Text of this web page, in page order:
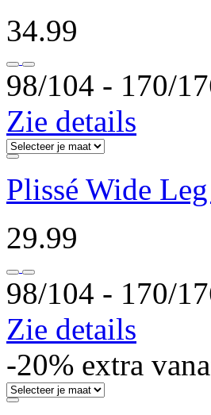
34.99
98/104 ‐ 170/
Zie details
Plissé Wide
29.99
98/104 ‐ 170/
Zie details
-20% extra